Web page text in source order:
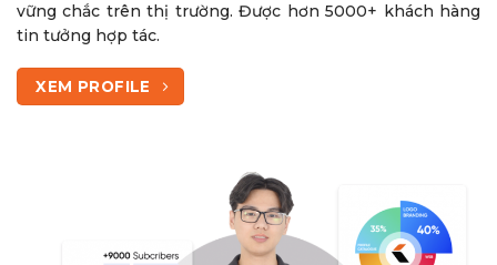
vững chắc trên thị trường. Được hơn 5000+ khách hàng
tin tưởng hợp tác.
XEM PROFILE